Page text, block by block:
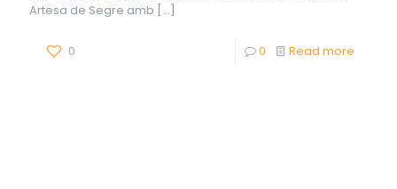
Artesa de Segre amb […]
0 0 Read more